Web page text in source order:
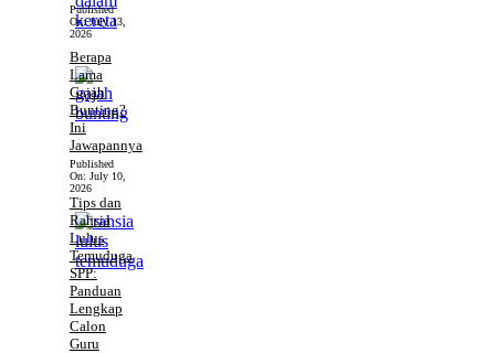
Published
On:July 13,
2026
Berapa
Lama
Gajah
Bunting?
Ini
Jawapannya
Published
On: July 10,
2026
Tips dan
Rahsia
Lulus
Temuduga
SPP:
Panduan
Lengkap
Calon
Guru